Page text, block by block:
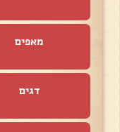
מאפים
דגים